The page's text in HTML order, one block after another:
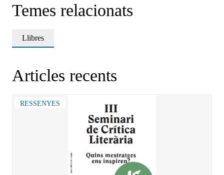
Temes relacionats
Llibres
Articles recents
RESSENYES